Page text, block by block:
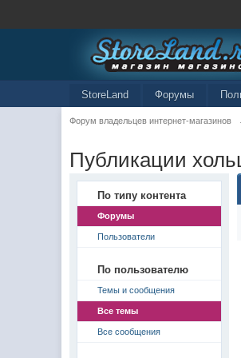
StoreLand Форумы
Форум владельцев интернет-магазинов
Публикации
По типу контента
Форумы
Пользователи
По пользователю
Темы и сообщения
Все темы
Все сообщения